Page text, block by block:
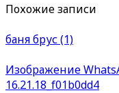
Похожие записи
баня брус (1)
Изображение
16.21.18_f01b0dd4